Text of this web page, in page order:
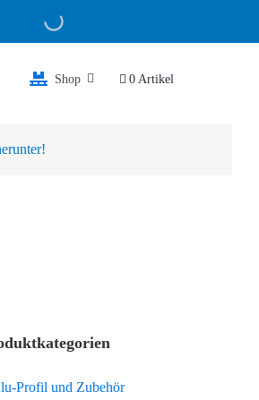
Shop 0 Artikel
Profil und Zubehör